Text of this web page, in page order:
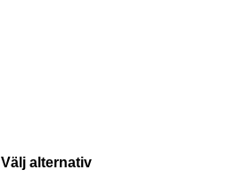
Välj alternativ